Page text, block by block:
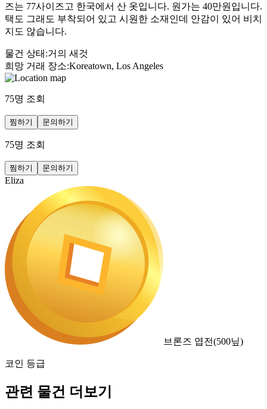
즈는 77사이즈고 한국에서 산 옷입니다. 원가는 40만원입니다.
택도 그래도 부착되어 있고 시원한 소재인데 안감이 있어 비치
지도 않습니다.
물건 상태 :거의 새것
희망 거래 장소:Koreatown, Los Angeles
75명 조회
찜하기 문의하기
75명 조회
찜하기 문의하기
Eliza
브론즈 엽전(500닢)
코인 등급
관련 물건 더보기